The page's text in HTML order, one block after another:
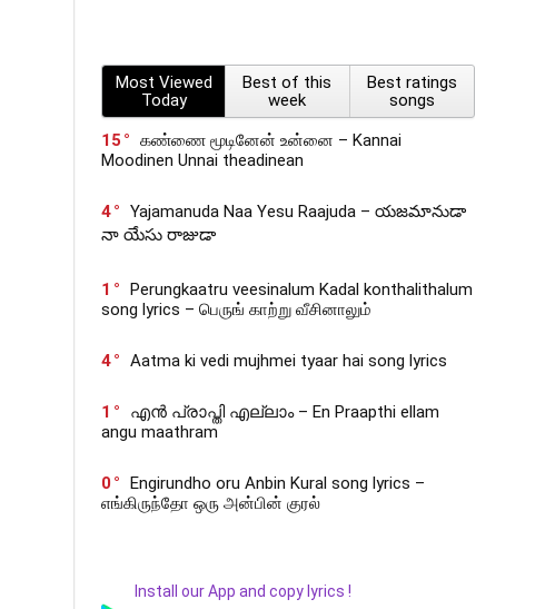
Most Viewed
Today
Best of this
week
Best ratings
songs
15
கண்ணை மூடினேன் உன்னை – Kannai
Moodinen Unnai theadinean
4
Yajamanuda Naa Yesu Raajuda – యజమానుడా
నా యేసు రాజుడా
1
Perungkaatru veesinalum Kadal konthalithalum
song lyrics – பெருங் காற்று வீசினாலும்
4 Aatma ki vedi mujhmei tyaar hai song lyrics
1
എൻ പ്രാപ്തി എല്ലാം – En Praapthi ellam
angu maathram
0
Engirundho oru Anbin Kural song lyrics –
எங்கிருந்தோ ஒரு அன்பின் குரல்
Install our App and copy lyrics !